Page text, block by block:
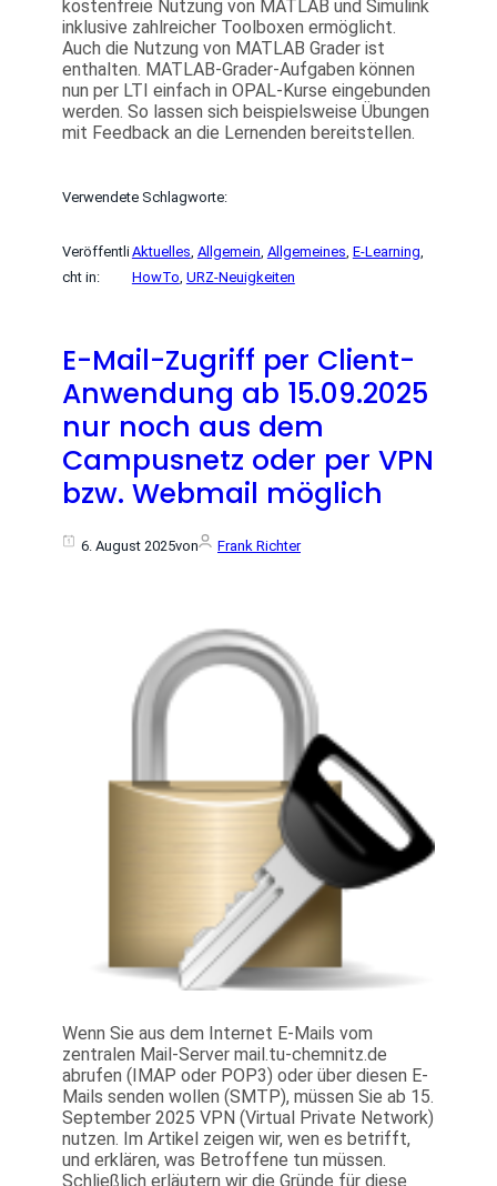
kostenfreie Nutzung von MATLAB und Simulink
inklusive zahlreicher Toolboxen ermöglicht.
Auch die Nutzung von MATLAB Grader ist
enthalten. MATLAB-Grader-Aufgaben können
nun per LTI einfach in OPAL-Kurse eingebunden
werden. So lassen sich beispielsweise Übungen
mit Feedback an die Lernenden bereitstellen.
Verwendete Schlagworte:
Veröffentli
cht in:
Aktuelles Allgemein Allgemeines E-Learning
HowTo URZ-Neuigkeiten
E-Mail-Zugriff per Client-
Anwendung ab 15.09.2025
nur noch aus dem
Campusnetz oder per VPN
bzw. Webmail möglich
6. August 2025von Frank Richter
Wenn Sie aus dem Internet E-Mails vom
zentralen Mail-Server mail.tu-chemnitz.de
abrufen (IMAP oder POP3) oder über diesen E-
Mails senden wollen (SMTP), müssen Sie ab 15.
September 2025 VPN (Virtual Private Network)
nutzen. Im Artikel zeigen wir, wen es betrifft,
und erklären, was Betroffene tun müssen.
Schließlich erläutern wir die Gründe für diese